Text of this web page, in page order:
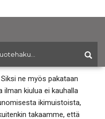
ne myös pakataan
ilman kiulua ei kauhalla
ikimuistoista,
takaamme, että